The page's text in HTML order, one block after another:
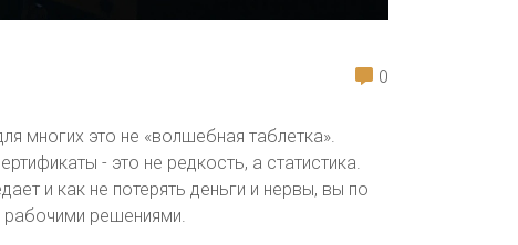
0
многих это не «волшебная таблетка».
- это не редкость, а статистика.
и как не потерять деньги и нервы, вы по
решениями.